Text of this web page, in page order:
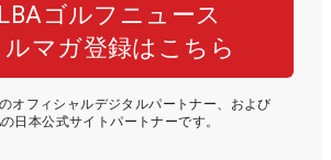
ゴルフニュース
ルマガ登録はこちら
オフィシャルデジタルパートナー、および
の日本公式サイトパートナーです。